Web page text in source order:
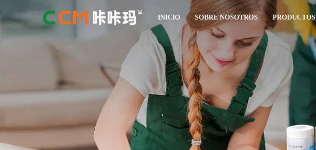
INICIO SOBRE NOSOTROS PRODUCTOS